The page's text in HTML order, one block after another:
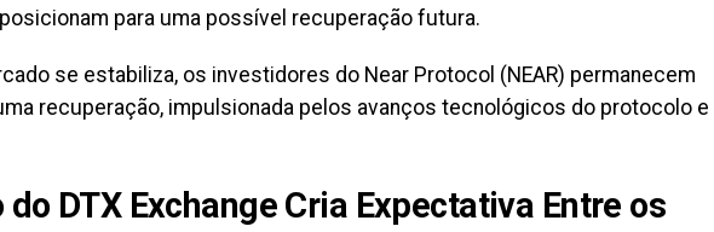
para uma possível recuperação futura.
se estabiliza, os investidores do Near Protocol (NEAR) permanecem
recuperação, impulsionada pelos avanços tecnológicos do protocolo e
DTX Exchange Cria Expectativa Entre os